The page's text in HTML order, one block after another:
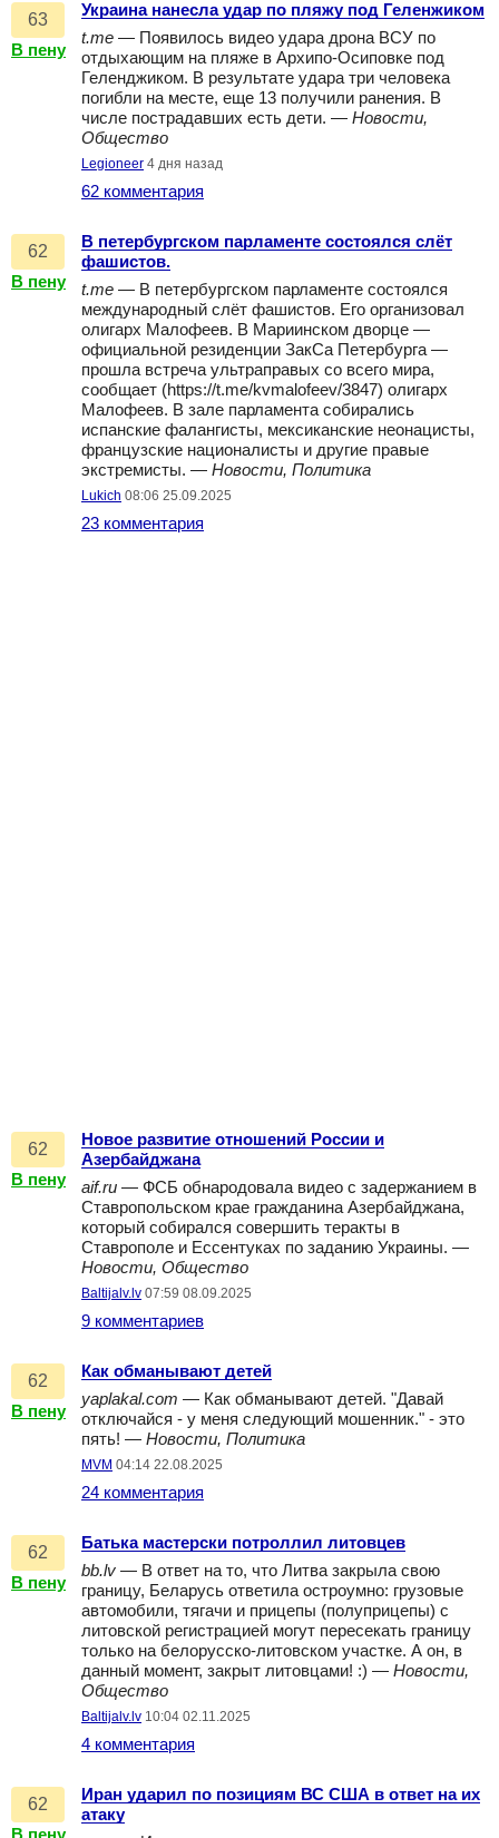
63
В пену
Украина нанесла удар по пляжу под Геленжиком
t.me — Появилось видео удара дрона ВСУ по
отдыхающим на пляже в Архипо-Осиповке под
Геленджиком. В результате удара три человека
погибли на месте, еще 13 получили ранения. В
числе пострадавших есть дети. — Новости,
Общество
Legioneer 4 дня назад
62 комментария
62
В пену
В петербургском парламенте состоялся слёт
фашистов.
t.me — В петербургском парламенте состоялся
международный слёт фашистов. Его организовал
олигарх Малофеев. В Мариинском дворце —
официальной резиденции ЗакСа Петербурга —
прошла встреча ультраправых со всего мира,
сообщает (https://t.me/kvmalofeev/3847) олигарх
Малофеев. В зале парламента собирались
испанские фалангисты, мексиканские неонацисты,
французские националисты и другие правые
экстремисты. — Новости, Политика
Lukich 08:06 25.09.2025
23 комментария
62
В пену
Новое развитие отношений России и
Азербайджана
aif.ru — ФСБ обнародовала видео с задержанием в
Ставропольском крае гражданина Азербайджана,
который собирался совершить теракты в
Ставрополе и Ессентуках по заданию Украины. —
Новости, Общество
Baltijalv.lv 07:59 08.09.2025
9 комментариев
62
В пену
Как обманывают детей
yaplakal.com — Как обманывают детей. "Давай
отключайся - у меня следующий мошенник." - это
пять! — Новости, Политика
MVM 04:14 22.08.2025
24 комментария
62
В пену
Батька мастерски потроллил литовцев
bb.lv — В ответ на то, что Литва закрыла свою
границу, Беларусь ответила остроумно: грузовые
автомобили, тягачи и прицепы (полуприцепы) с
литовской регистрацией могут пересекать границу
только на белорусско-литовском участке. А он, в
данный момент, закрыт литовцами! :) — Новости,
Общество
Baltijalv.lv 10:04 02.11.2025
4 комментария
62
Иран ударил по позициям ВС США в ответ на их
атаку